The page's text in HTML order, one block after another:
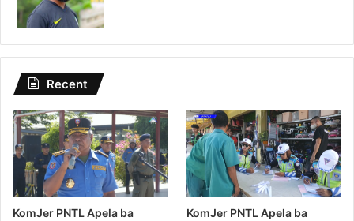
Recent
KomJer PNTL Apela ba
KomJer PNTL Apela ba